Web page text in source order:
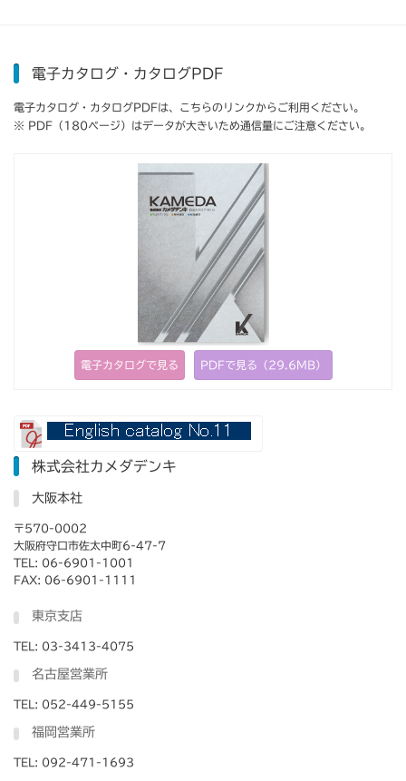
電子カタログ・カタログPDF
電子カタログ・カタログPDFは、こちらのリンクからご利用ください。
※ PDF（180ページ）はデータが大きいため通信量にご注意ください。
電子カタログで見る PDFで見る（29.6MB）
株式会社カメダデンキ
大阪本社
〒570-0002
大阪府守口市佐太中町6-47-7
TEL: 06-6901-1001
FAX: 06-6901-1111
東京支店
TEL: 03-3413-4075
名古屋営業所
TEL: 052-449-5155
福岡営業所
TEL: 092-471-1693